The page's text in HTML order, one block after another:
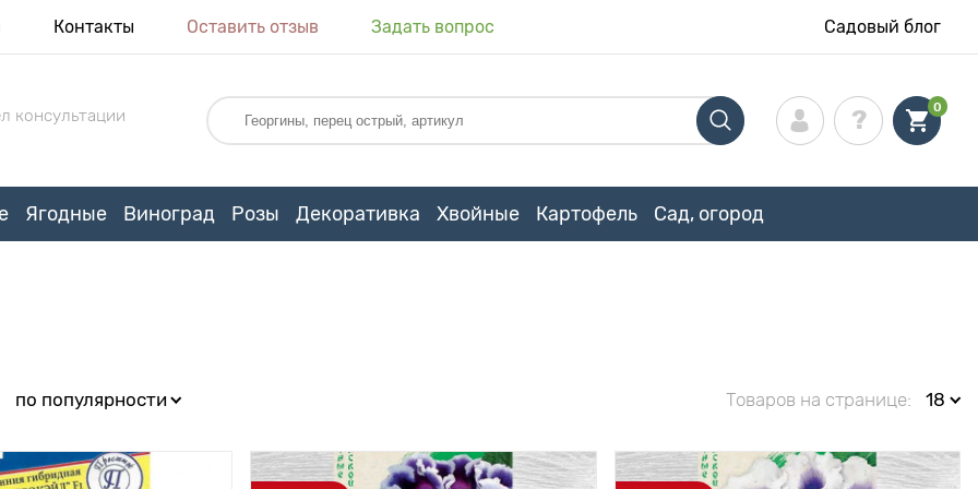
Контакты Оставить отзыв Задать вопрос Садовый блог
консультации 0
Ягодные Виноград Розы Декоративка Хвойные Картофель Сад, огород
по популярности Товаров на странице: 18